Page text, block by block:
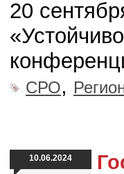
20
СРО,
10.06.2024